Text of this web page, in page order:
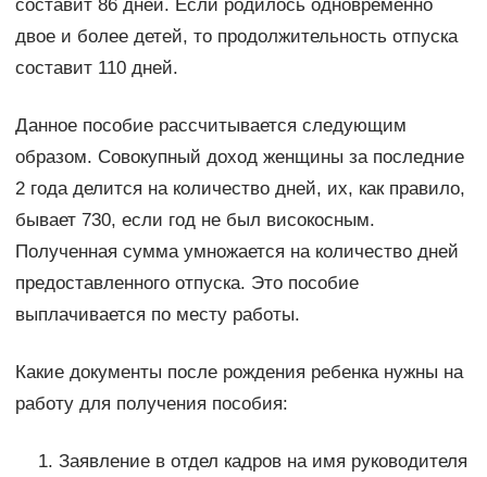
составит 86 дней. Если родилось одновременно
двое и более детей, то продолжительность отпуска
составит 110 дней.
Данное пособие рассчитывается следующим
образом. Совокупный доход женщины за последние
2 года делится на количество дней, их, как правило,
бывает 730, если год не был високосным.
Полученная сумма умножается на количество дней
предоставленного отпуска. Это пособие
выплачивается по месту работы.
Какие документы после рождения ребенка нужны на
работу для получения пособия:
Заявление в отдел кадров на имя руководителя